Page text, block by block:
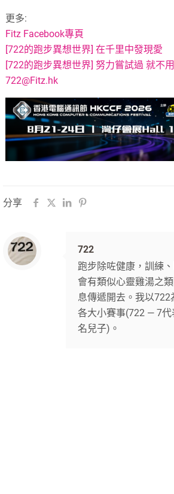
更多:
Fitz Facebook專頁
[722的跑步異想世界] 在千里中發現愛
[722的跑步異想世界] 努力嘗試過 就不
722@Fitz.hk
分享
722
跑步除咗健康，訓練
會有類似心靈雞湯之
息傳遞開去。我以
各大小賽事(722 — 7
名兒子)。